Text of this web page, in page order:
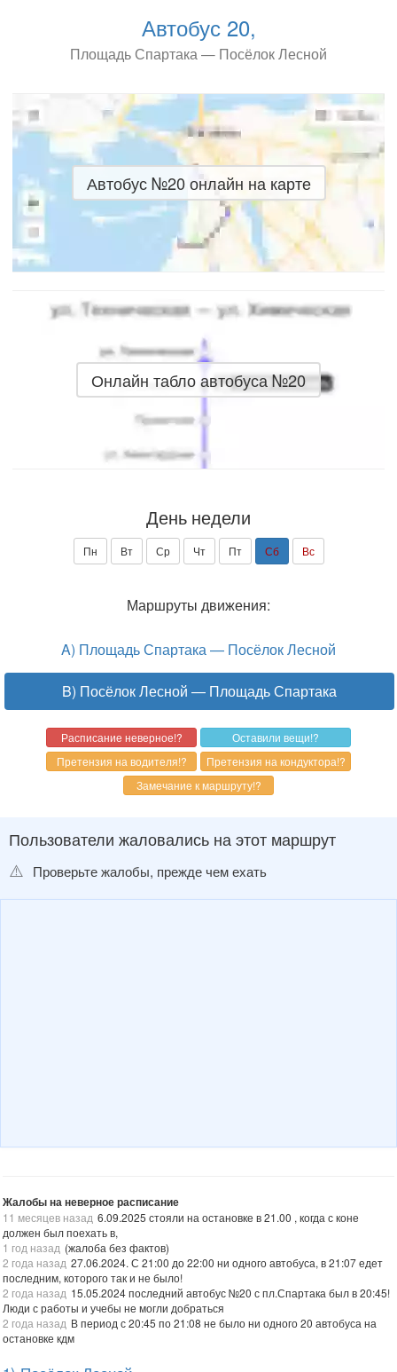
Автобус 20,
Площадь Спартака — Посёлок Лесной
Автобус №20 онлайн на карте
Онлайн табло автобуса №20
День недели
Пн Вт Ср Чт Пт Сб Вс
Маршруты движения:
A) Площадь Спартака — Посёлок Лесной
B) Посёлок Лесной — Площадь Спартака
Пользователи жаловались на этот маршрут
⚠️
Проверьте жалобы, прежде чем ехать
Жалобы на неверное расписание
11 месяцев назад 6.09.2025 стояли на остановке в 21.00 , когда с коне
должен был поехать в,
1 год назад (жалоба без фактов)
2 года назад 27.06.2024. С 21:00 до 22:00 ни одного автобуса, в 21:07 едет
последним, которого так и не было!
2 года назад 15.05.2024 последний автобус №20 с пл.Спартака был в 20:45!
Люди с работы и учебы не могли добраться
2 года назад В период с 20:45 по 21:08 не было ни одного 20 автобуса на
остановке кдм